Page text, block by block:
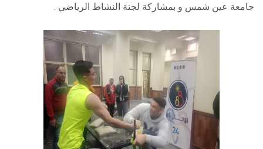
جامعة عين شمس و بمشاركة لجنة النشاط الرياضي .